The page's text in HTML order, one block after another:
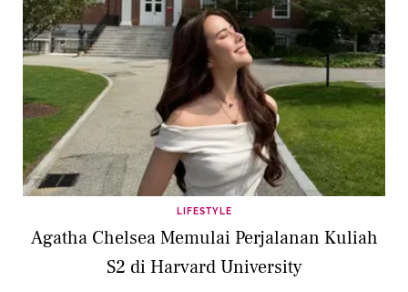
LIFESTYLE
Agatha Chelsea Memulai Perjalanan Kuliah
S2 di Harvard University